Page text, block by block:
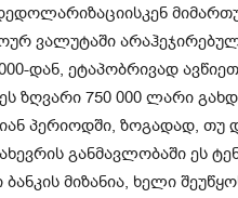
ვალუტაში
დან, ეტაპობრივად
ზღვარი 750 000 ლარი
პერიოდში, ზოგადად, თუ
განმავლობაში ეს
მიზანია, ხელი